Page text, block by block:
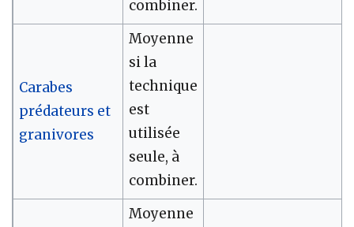
combiner.
Carabes
prédateurs et
granivores
Moyenne
si la
technique
est
utilisée
seule, à
combiner.
Moyenne